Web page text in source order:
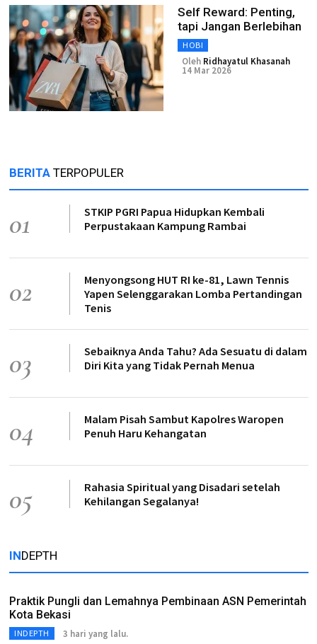
Self Reward: Penting,
tapi Jangan Berlebihan
HOBI
Oleh Ridhayatul Khasanah
14 Mar 2026
BERITA TERPOPULER
01
STKIP PGRI Papua Hidupkan Kembali
Perpustakaan Kampung Rambai
02
Menyongsong HUT RI ke-81, Lawn Tennis
Yapen Selenggarakan Lomba Pertandingan
Tenis
03
Sebaiknya Anda Tahu? Ada Sesuatu di dalam
Diri Kita yang Tidak Pernah Menua
04
Malam Pisah Sambut Kapolres Waropen
Penuh Haru Kehangatan
05
Rahasia Spiritual yang Disadari setelah
Kehilangan Segalanya!
INDEPTH
Praktik Pungli dan Lemahnya Pembinaan ASN Pemerintah
Kota Bekasi
INDEPTH 3 hari yang lalu.